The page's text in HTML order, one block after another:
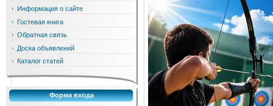
Информация о сайте
Гостевая книга
Обратная связь
Доска объявлений
Каталог статей
Форма входа